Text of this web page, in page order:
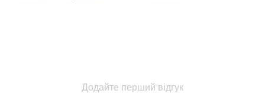
Додайте перший відгук